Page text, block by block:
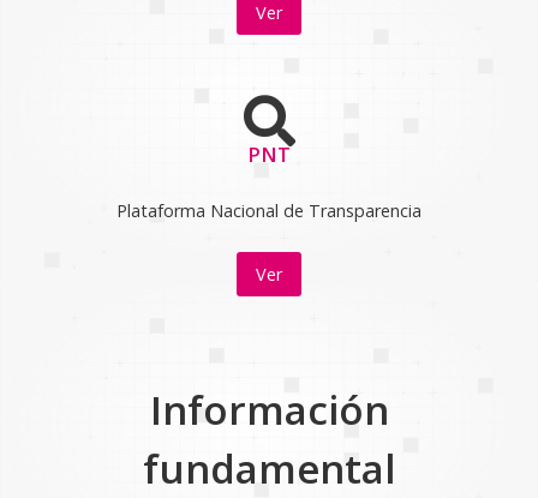
Ver
PNT
Plataforma Nacional de Transparencia
Ver
Información
fundamental